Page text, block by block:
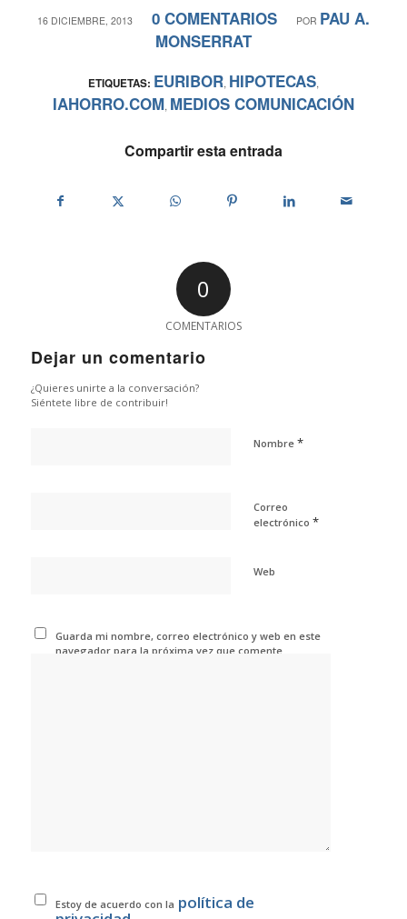
16 DICIEMBRE, 2013
/ 0 COMENTARIOS
/ POR PAU A.
MONSERRAT
ETIQUETAS: EURIBOR, HIPOTECAS,
IAHORRO.COM, MEDIOS COMUNICACIÓN
Compartir esta entrada
0
COMENTARIOS
Dejar un comentario
¿Quieres unirte a la conversación?
Siéntete libre de contribuir!
Nombre *
Correo
electrónico *
Web
Guarda mi nombre, correo electrónico y web en este
navegador para la próxima vez que comente.
Estoy de acuerdo con la política de